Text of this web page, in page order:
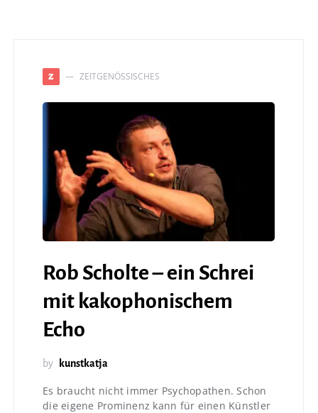
Z ZEITGENÖSSISCHES
Rob Scholte – ein Schrei
mit kakophonischem
Echo
by kunstkatja
Es braucht nicht immer Psychopathen. Schon
die eigene Prominenz kann für einen Künstler